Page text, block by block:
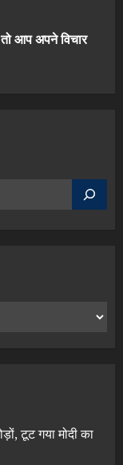
आप अपने विचार
टूट गया मोदी का